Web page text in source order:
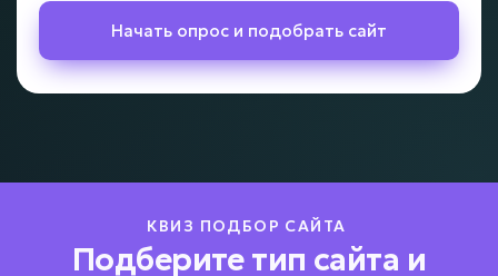
Начать опрос и подобрать сайт
КВИЗ ПОДБОР САЙТА
Подберите тип сайта и